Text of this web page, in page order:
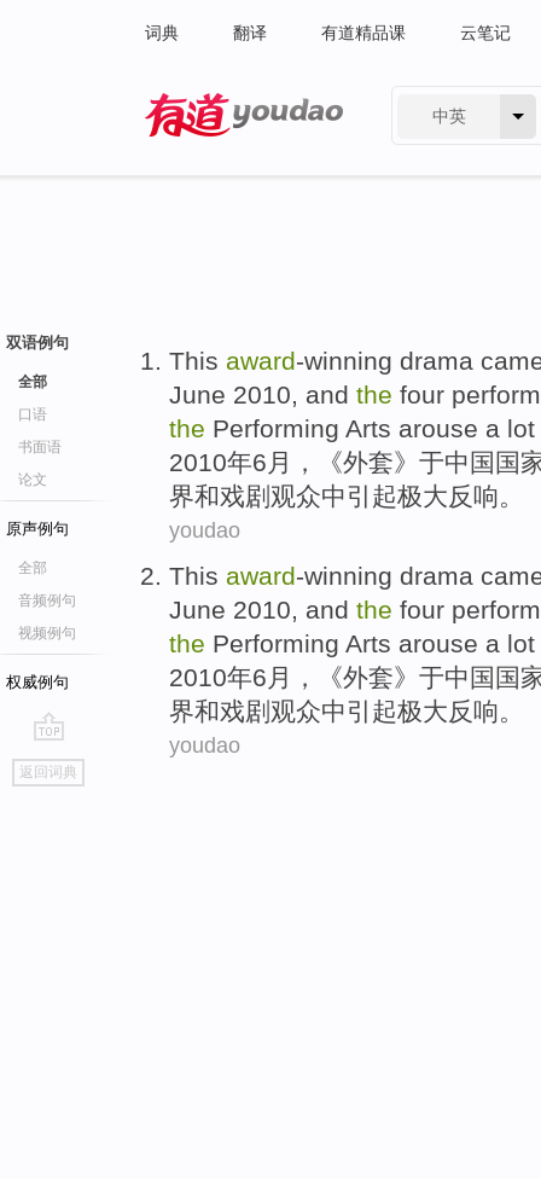
词典 翻译 有道精品课 云笔记
中英
双语例句
全部
口语
书面语
论文
原声例句
全部
音频例句
视频例句
权威例句
go
top
返回词典
This award-winning drama
June 2010, and the four
the Performing Arts arouse a lot
2010年6月 ，《外套》于中国 国
界和戏剧 观众中引起极大反响。
youdao
This award-winning drama
June 2010, and the four
the Performing Arts arouse a lot
2010年6月 ，《外套》于中国 国
界和戏剧 观众中引起极大反响。
youdao